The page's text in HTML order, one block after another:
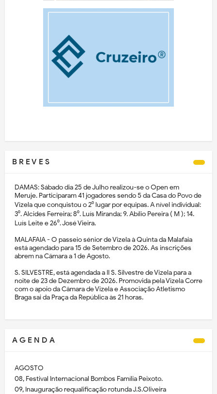
B R E V E S
DAMAS: Sábado dia 25 de Julho realizou-se o Open em
Meruje. Participaram 41 jogadores sendo 5 da Casa do Povo de
Vizela que conquistou o 2⁰ lugar por equipas. A nível individual:
3⁰. Alcides Ferreira; 8⁰. Luís Miranda; 9. Abílio Pereira ( M ); 14.
Luís Leite e 26⁰. José Vieira.
MALAFAIA - O passeio sénior de Vizela à Quinta da Malafaia
está agendado para 15 de Setembro de 2026. As inscrições
abrem na Câmara a 1 de Agosto.
S. SILVESTRE, está agendada a II S. Silvestre de Vizela para a
noite de 23 de Dezembro de 2026. Promovida pela Vizela Corre
com o apoio da Câmara de Vizela e Associação Atletismo
Braga sai da Praça da República às 21 horas.
A G E N D A
AGOSTO
08, Festival Internacional Bombos Família Peixoto.
09, Inauguração requalificação rotunda J.S.Oliveira